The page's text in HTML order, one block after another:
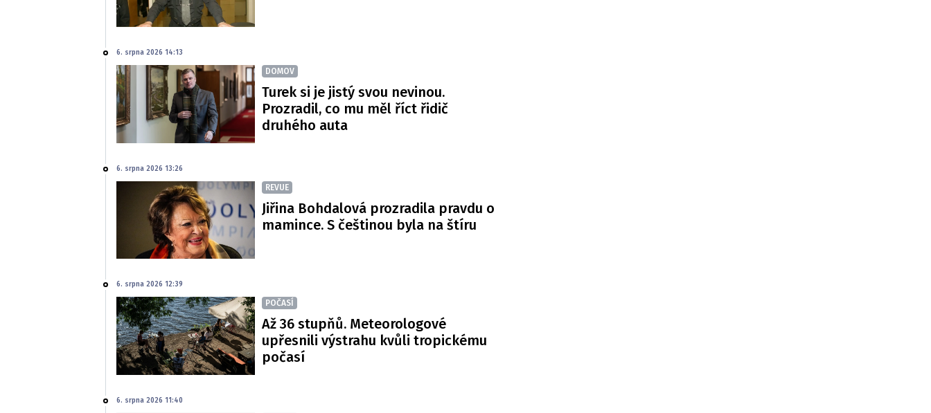
6. srpna 2026 14:13
DOMOV
Turek si je jistý svou nevinou.
Prozradil, co mu měl říct řidič
druhého auta
6. srpna 2026 13:26
REVUE
Jiřina Bohdalová prozradila pravdu o
mamince. S češtinou byla na štíru
6. srpna 2026 12:39
POČASÍ
Až 36 stupňů. Meteorologové
upřesnili výstrahu kvůli tropickému
počasí
6. srpna 2026 11:40